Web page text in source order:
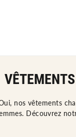
nos vêtements
Découvrez